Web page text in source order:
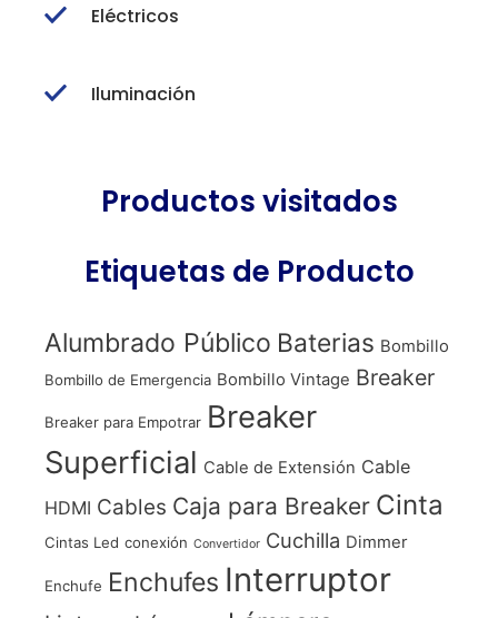
Eléctricos
Iluminación
Productos visitados
Etiquetas de Producto
Alumbrado Público Baterias Bombillo
Bombillo de Emergencia Bombillo Vintage Breaker
Breaker para Empotrar Breaker
Superficial Cable de Extensión Cable
HDMI Cables Caja para Breaker Cinta
Cintas Led conexión Convertidor Cuchilla Dimmer
Enchufe Enchufes Interruptor